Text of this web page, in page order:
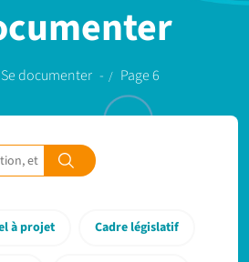
Se documenter Page 6
à projet Cadre législatif